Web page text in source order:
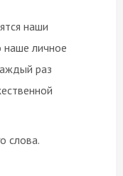
наши
наше личное
раз
слова.